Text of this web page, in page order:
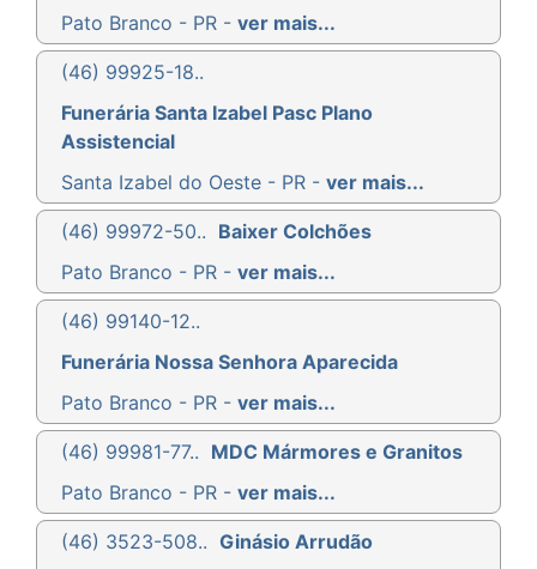
Pato Branco - PR - ver mais...
(46) 99925-18..
Funerária Santa Izabel Pasc Plano
Assistencial
Santa Izabel do Oeste - PR - ver mais...
(46) 99972-50.. Baixer Colchões
Pato Branco - PR - ver mais...
(46) 99140-12..
Funerária Nossa Senhora Aparecida
Pato Branco - PR - ver mais...
(46) 99981-77.. MDC Mármores e Granitos
Pato Branco - PR - ver mais...
(46) 3523-508.. Ginásio Arrudão